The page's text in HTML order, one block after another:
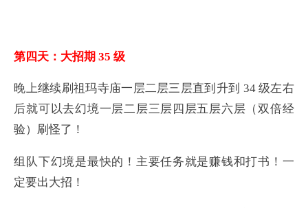
第四天：大招期 35 级
晚上继续刷祖玛寺庙一层二层三层直到升到 34 级左右
后就可以去幻境一层二层三层四层五层六层（双倍经
验）刷怪了！
组队下幻境是最快的！主要任务就是赚钱和打书！一
定要出大招！